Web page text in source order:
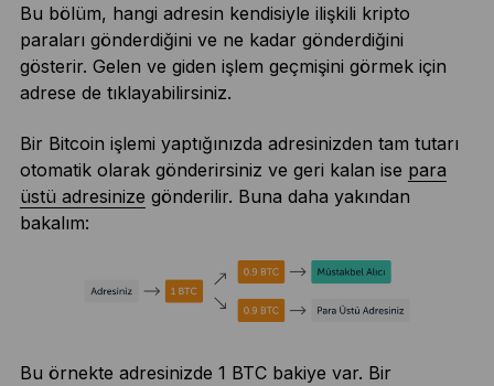
Bu bölüm, hangi adresin kendisiyle ilişkili kripto
paraları gönderdiğini ve ne kadar gönderdiğini
gösterir. Gelen ve giden işlem geçmişini görmek için
adrese de tıklayabilirsiniz.
Bir Bitcoin işlemi yaptığınızda adresinizden tam tutarı
otomatik olarak gönderirsiniz ve geri kalan ise para
üstü adresinize gönderilir. Buna daha yakından
bakalım:
Bu örnekte adresinizde 1 BTC bakiye var. Bir